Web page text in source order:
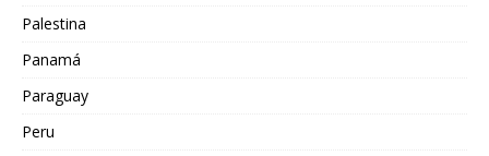
Palestina
Panamá
Paraguay
Peru